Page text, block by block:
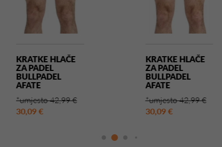
KRATKE HLAČE
ZA PADEL
BULLPADEL
AFATE
*umjesto 42,99 €
30,09 €
KRATKE HLAČE
ZA PADEL
BULLPADEL
AFATE
*umjesto 42,99 €
30,09 €